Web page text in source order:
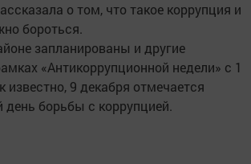
о том, что такое коррупция и
бороться.
запланированы и другие
«Антикоррупционной недели» с 1
известно, 9 декабря отмечается
борьбы с коррупцией.